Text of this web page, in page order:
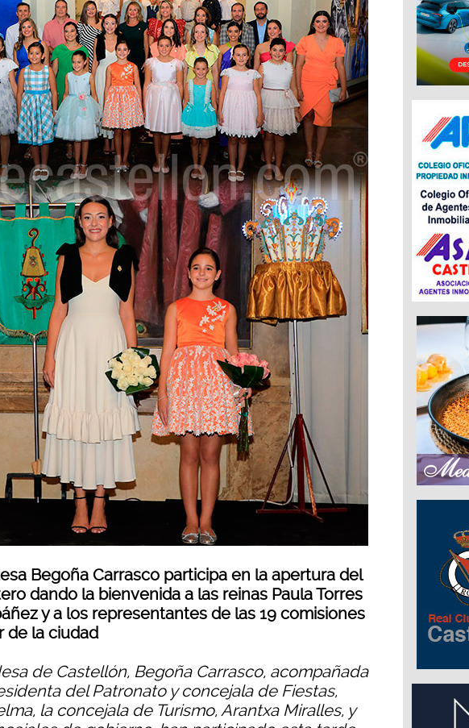
Begoña Carrasco participa en la apertura del
dando la bienvenida a las reinas Paula Torres
y a los representantes de las 19 comisiones
de la ciudad
de Castellón, Begoña Carrasco, acompañada
del Patronato y concejala de Fiestas,
la concejala de Turismo, Arantxa Miralles, y